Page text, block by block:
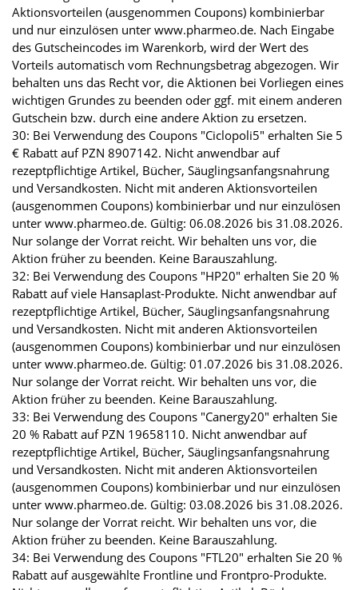
Aktionsvorteilen (ausgenommen Coupons) kombinierbar
und nur einzulösen unter www.pharmeo.de. Nach Eingabe
des Gutscheincodes im Warenkorb, wird der Wert des
Vorteils automatisch vom Rechnungsbetrag abgezogen. Wir
behalten uns das Recht vor, die Aktionen bei Vorliegen eines
wichtigen Grundes zu beenden oder ggf. mit einem anderen
Gutschein bzw. durch eine andere Aktion zu ersetzen.
30: Bei Verwendung des Coupons "Ciclopoli5" erhalten Sie 5
€ Rabatt auf PZN 8907142. Nicht anwendbar auf
rezeptpflichtige Artikel, Bücher, Säuglingsanfangsnahrung
und Versandkosten. Nicht mit anderen Aktionsvorteilen
(ausgenommen Coupons) kombinierbar und nur einzulösen
unter www.pharmeo.de. Gültig: 06.08.2026 bis 31.08.2026.
Nur solange der Vorrat reicht. Wir behalten uns vor, die
Aktion früher zu beenden. Keine Barauszahlung.
32: Bei Verwendung des Coupons "HP20" erhalten Sie 20 %
Rabatt auf viele Hansaplast-Produkte. Nicht anwendbar auf
rezeptpflichtige Artikel, Bücher, Säuglingsanfangsnahrung
und Versandkosten. Nicht mit anderen Aktionsvorteilen
(ausgenommen Coupons) kombinierbar und nur einzulösen
unter www.pharmeo.de. Gültig: 01.07.2026 bis 31.08.2026.
Nur solange der Vorrat reicht. Wir behalten uns vor, die
Aktion früher zu beenden. Keine Barauszahlung.
33: Bei Verwendung des Coupons "Canergy20" erhalten Sie
20 % Rabatt auf PZN 19658110. Nicht anwendbar auf
rezeptpflichtige Artikel, Bücher, Säuglingsanfangsnahrung
und Versandkosten. Nicht mit anderen Aktionsvorteilen
(ausgenommen Coupons) kombinierbar und nur einzulösen
unter www.pharmeo.de. Gültig: 03.08.2026 bis 31.08.2026.
Nur solange der Vorrat reicht. Wir behalten uns vor, die
Aktion früher zu beenden. Keine Barauszahlung.
34: Bei Verwendung des Coupons "FTL20" erhalten Sie 20 %
Rabatt auf ausgewählte Frontline und Frontpro-Produkte.